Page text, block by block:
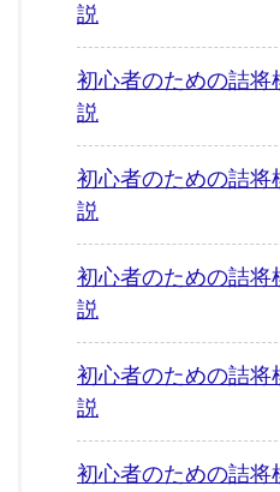
説
初心者のための詰
説
初心者のための詰
説
初心者のための詰
説
初心者のための詰
説
初心者のための詰